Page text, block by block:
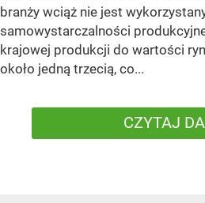
branży wciąż nie jest
samowystarczalności
krajowej produkcji do wartości
około jedną trzecią, co...
CZYTAJ